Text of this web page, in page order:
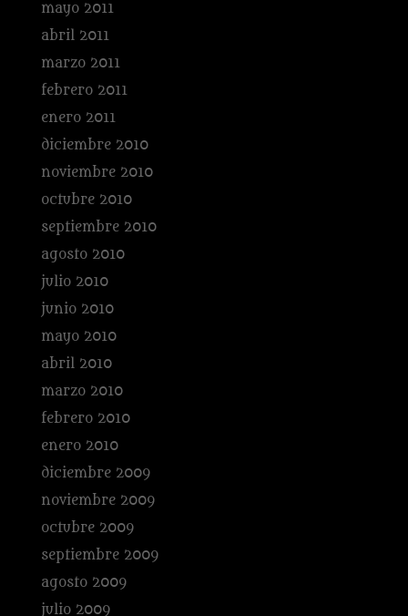
mayo 2011
abril 2011
marzo 2011
febrero 2011
enero 2011
diciembre 2010
noviembre 2010
octubre 2010
septiembre 2010
agosto 2010
julio 2010
junio 2010
mayo 2010
abril 2010
marzo 2010
febrero 2010
enero 2010
diciembre 2009
noviembre 2009
octubre 2009
septiembre 2009
agosto 2009
julio 2009